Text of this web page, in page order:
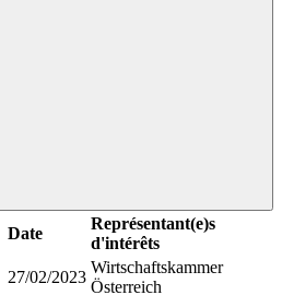
Date
Représentant(e)s
d'intérêts
27/02/2023
Wirtschaftskammer
Österreich